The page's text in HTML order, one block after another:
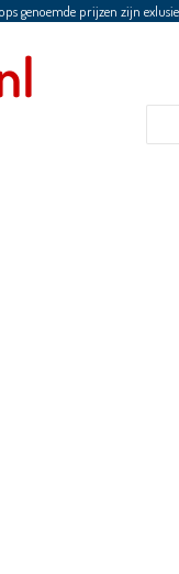
genoemde prijzen zijn